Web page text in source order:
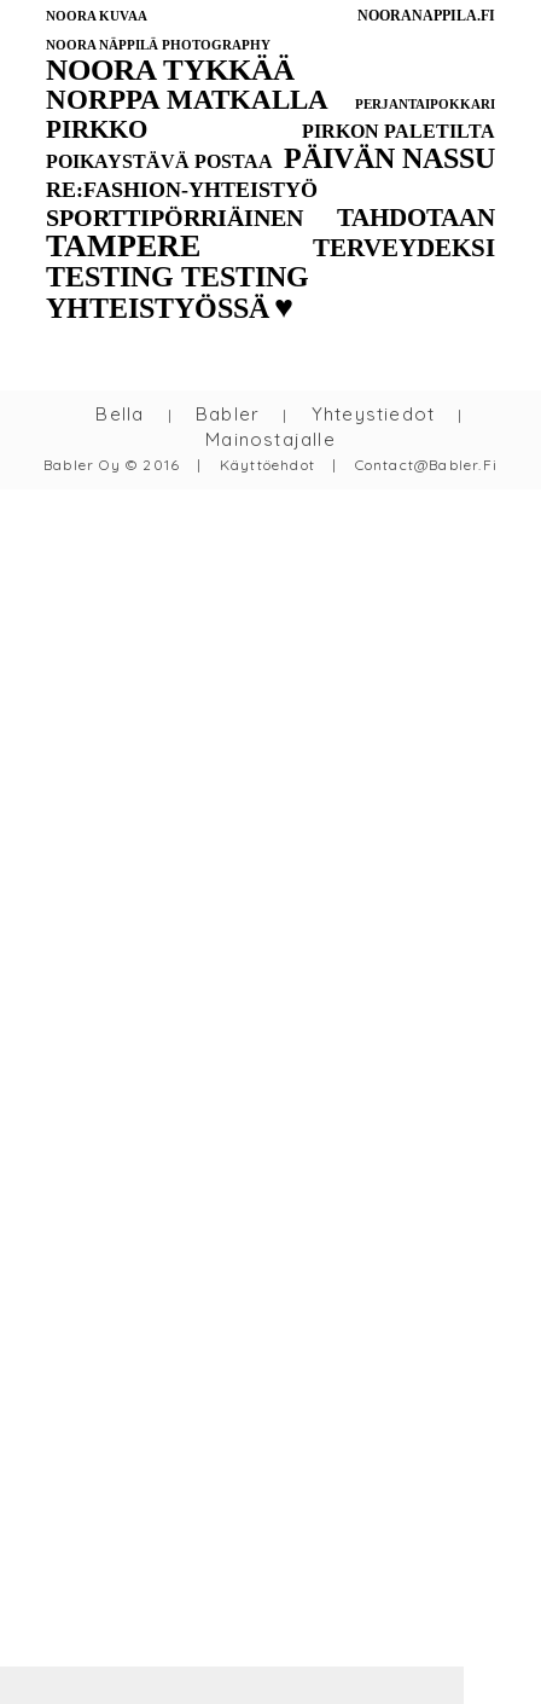
NOORA KUVAA NOORANAPPILA.FI
NOORA NÄPPILÄ PHOTOGRAPHY
NOORA TYKKÄÄ
NORPPA MATKALLA PERJANTAIPOKKARI
PIRKKO
PIRKON PALETILTA
POIKAYSTÄVÄ POSTAA PÄIVÄN NASSU
RE:FASHION-YHTEISTYÖ
SPORTTIPÖRRIÄINEN TAHDOTAAN
TAMPERE TERVEYDEKSI
TESTING TESTING
YHTEISTYÖSSÄ ♥
Bella | Babler | Yhteystiedot |
Mainostajalle
Babler Oy © 2016 | Käyttöehdot | Contact@babler.fi